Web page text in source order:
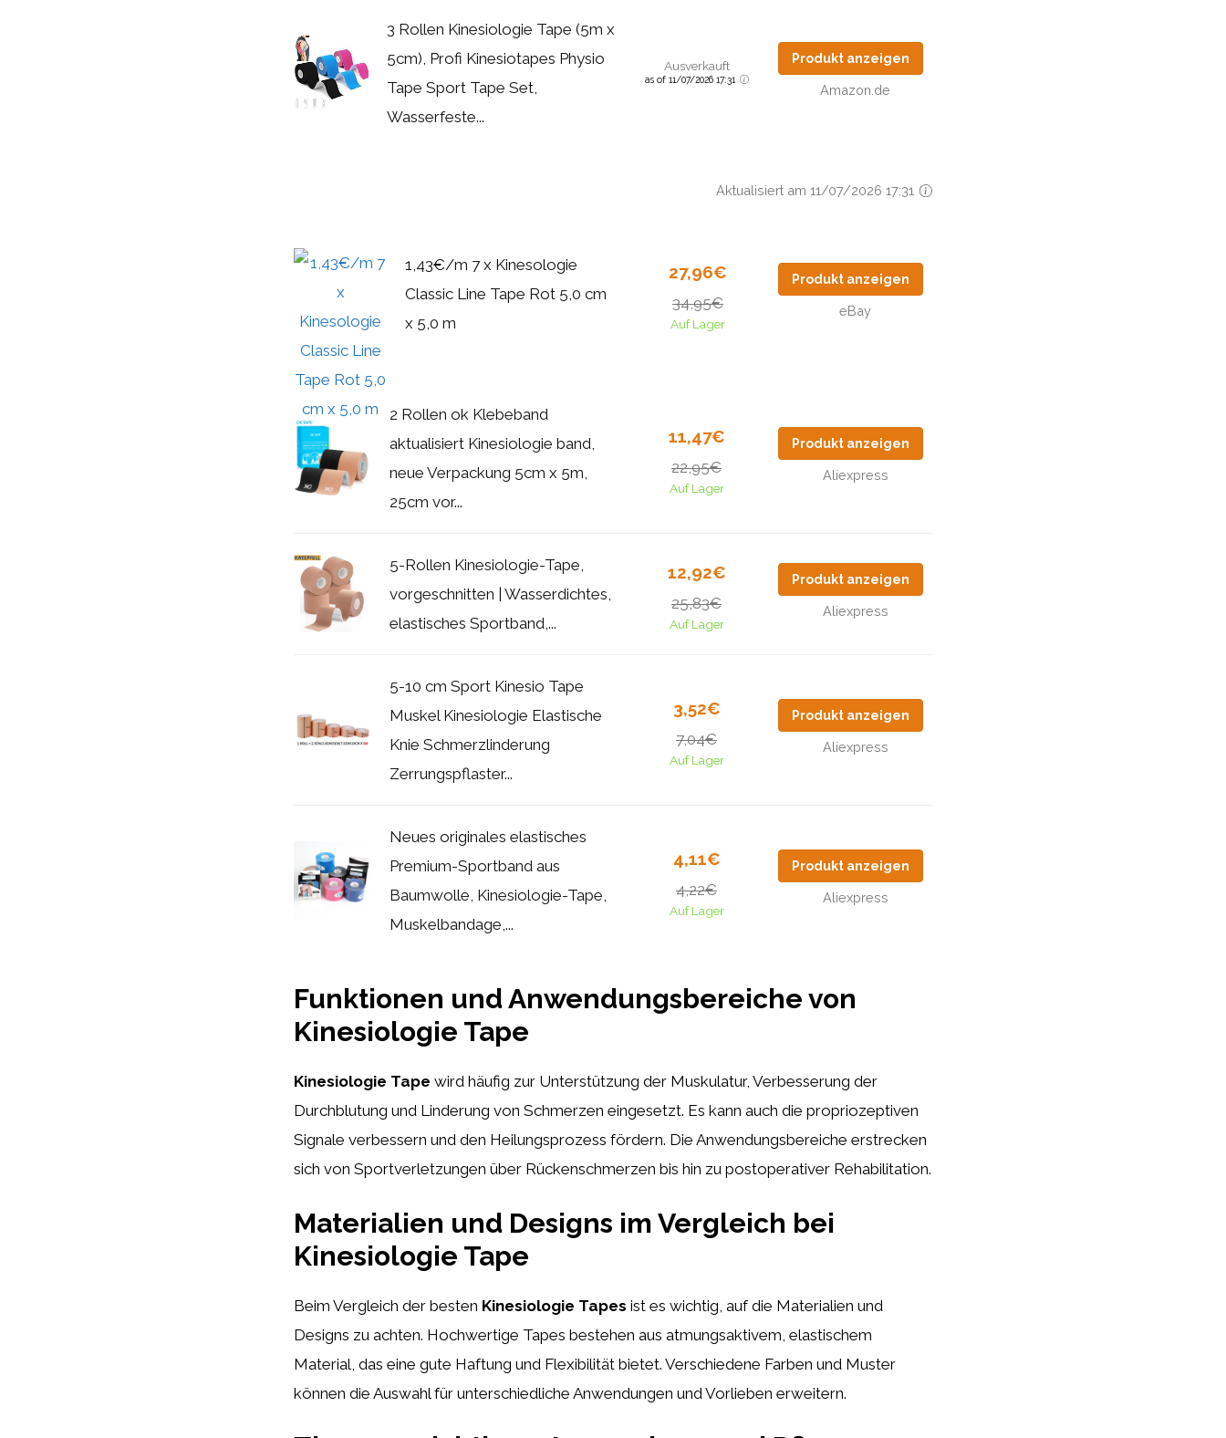
3 Rollen Kinesiologie Tape (5m x
5cm), Profi Kinesiotapes Physio
Tape Sport Tape Set,
Wasserfeste...
Ausverkauft
as of 11/07/2026 17:31
Produkt anzeigen
Amazon.de
Aktualisiert am 11/07/2026 17:31
1,43€/m 7 x Kinesologie
Classic Line Tape Rot 5,0 cm
x 5,0 m
27,96€
34,95€
Auf Lager
Produkt anzeigen
eBay
2 Rollen ok Klebeband
aktualisiert Kinesiologie band,
neue Verpackung 5cm x 5m,
25cm vor...
11,47€
22,95€
Auf Lager
Produkt anzeigen
Aliexpress
5-Rollen Kinesiologie-Tape,
vorgeschnitten | Wasserdichtes,
elastisches Sportband,...
12,92€
25,83€
Auf Lager
Produkt anzeigen
Aliexpress
5-10 cm Sport Kinesio Tape
Muskel Kinesiologie Elastische
Knie Schmerzlinderung
Zerrungspflaster...
3,52€
7,04€
Auf Lager
Produkt anzeigen
Aliexpress
Neues originales elastisches
Premium-Sportband aus
Baumwolle, Kinesiologie-Tape,
Muskelbandage,...
4,11€
4,22€
Auf Lager
Produkt anzeigen
Aliexpress
Funktionen und Anwendungsbereiche von
Kinesiologie Tape
Kinesiologie Tape wird häufig zur Unterstützung der Muskulatur, Verbesserung der
Durchblutung und Linderung von Schmerzen eingesetzt. Es kann auch die propriozeptiven
Signale verbessern und den Heilungsprozess fördern. Die Anwendungsbereiche erstrecken
sich von Sportverletzungen über Rückenschmerzen bis hin zu postoperativer Rehabilitation.
Materialien und Designs im Vergleich bei
Kinesiologie Tape
Beim Vergleich der besten Kinesiologie Tapes ist es wichtig, auf die Materialien und
Designs zu achten. Hochwertige Tapes bestehen aus atmungsaktivem, elastischem
Material, das eine gute Haftung und Flexibilität bietet. Verschiedene Farben und Muster
können die Auswahl für unterschiedliche Anwendungen und Vorlieben erweitern.